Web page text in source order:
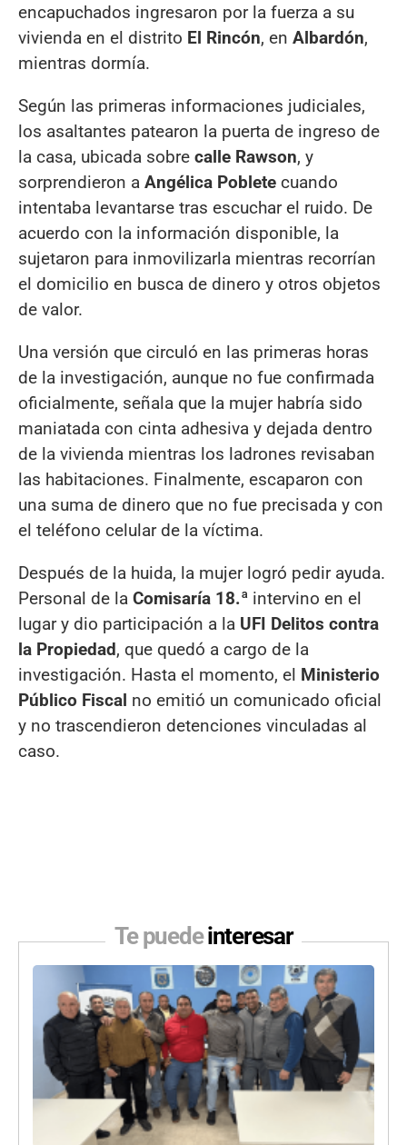
encapuchados ingresaron por la fuerza a su
vivienda en el distrito El Rincón, en Albardón,
mientras dormía.
Según las primeras informaciones judiciales,
los asaltantes patearon la puerta de ingreso de
la casa, ubicada sobre calle Rawson, y
sorprendieron a Angélica Poblete cuando
intentaba levantarse tras escuchar el ruido. De
acuerdo con la información disponible, la
sujetaron para inmovilizarla mientras recorrían
el domicilio en busca de dinero y otros objetos
de valor.
Una versión que circuló en las primeras horas
de la investigación, aunque no fue confirmada
oficialmente, señala que la mujer habría sido
maniatada con cinta adhesiva y dejada dentro
de la vivienda mientras los ladrones revisaban
las habitaciones. Finalmente, escaparon con
una suma de dinero que no fue precisada y con
el teléfono celular de la víctima.
Después de la huida, la mujer logró pedir ayuda.
Personal de la Comisaría 18.ª intervino en el
lugar y dio participación a la UFI Delitos contra
la Propiedad, que quedó a cargo de la
investigación. Hasta el momento, el Ministerio
Público Fiscal no emitió un comunicado oficial
y no trascendieron detenciones vinculadas al
caso.
Te puedeinteresar